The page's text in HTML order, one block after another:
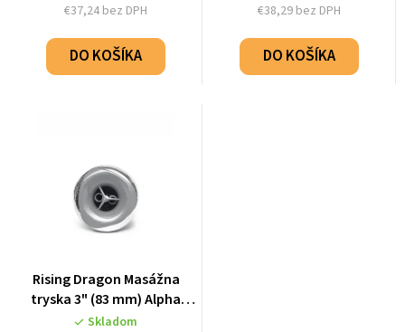
€37,24 bez DPH
DO KOŠÍKA
€38,29 bez DPH
DO KOŠÍKA
Rising Dragon Masážna
tryska 3" (83 mm) Alpha
Twin Pulse - Stainless Steel
Skladom